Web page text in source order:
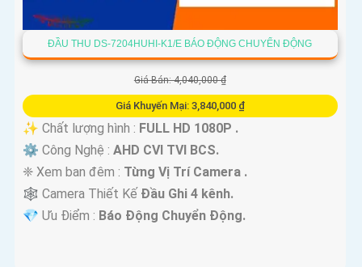
ĐẦU THU DS-7204HUHI-K1/E BÁO ĐỘNG CHUYỂN ĐỘNG
Giá Bán: 4,040,000 ₫
Giá Khuyến Mại: 3,840,000 ₫
✨ Chất lượng hình : FULL HD 1080P .
⚙ Công Nghệ : AHD CVI TVI BCS.
❈ Xem ban đêm : Từng Vị Trí Camera .
🕸️ Camera Thiết Kế Đầu Ghi 4 kênh.
️💎 Ưu Điểm : Báo Động Chuyển Động.